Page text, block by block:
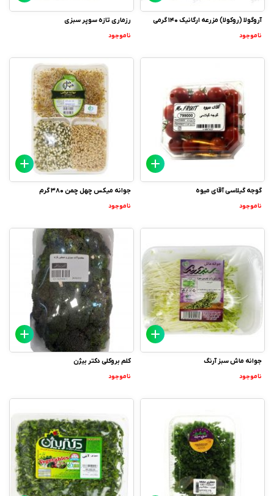
آروگولا (روکولا) مزرعه ارگانیک 140 گرمی
ناموجود
رزماری تازه سوپر سبزی
ناموجود
گوجه گیلاسی آقای میوه
ناموجود
جوانه میکس چهل چمن 380 گرم
ناموجود
جوانه ماش سبز آرنگ
ناموجود
کلم بروکلی دکتر بیژن
ناموجود